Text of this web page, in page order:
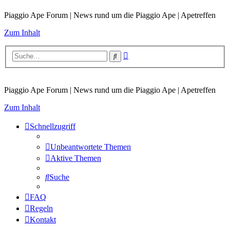
Piaggio Ape Forum | News rund um die Piaggio Ape | Apetreffen
Zum Inhalt
Suche
Piaggio Ape Forum | News rund um die Piaggio Ape | Apetreffen
Zum Inhalt
Schnellzugriff
Unbeantwortete Themen
Aktive Themen
Suche
FAQ
Regeln
Kontakt